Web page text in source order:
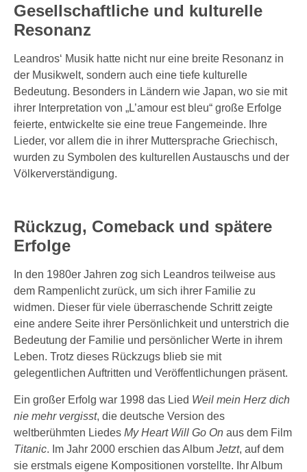
Gesellschaftliche und kulturelle
Resonanz
Leandros‘ Musik hatte nicht nur eine breite Resonanz in
der Musikwelt, sondern auch eine tiefe kulturelle
Bedeutung. Besonders in Ländern wie Japan, wo sie mit
ihrer Interpretation von „L’amour est bleu“ große Erfolge
feierte, entwickelte sie eine treue Fangemeinde. Ihre
Lieder, vor allem die in ihrer Muttersprache Griechisch,
wurden zu Symbolen des kulturellen Austauschs und der
Völkerverständigung.
Rückzug, Comeback und spätere
Erfolge
In den 1980er Jahren zog sich Leandros teilweise aus
dem Rampenlicht zurück, um sich ihrer Familie zu
widmen. Dieser für viele überraschende Schritt zeigte
eine andere Seite ihrer Persönlichkeit und unterstrich die
Bedeutung der Familie und persönlicher Werte in ihrem
Leben. Trotz dieses Rückzugs blieb sie mit
gelegentlichen Auftritten und Veröffentlichungen präsent.
Ein großer Erfolg war 1998 das Lied Weil mein Herz dich
nie mehr vergisst, die deutsche Version des
weltberühmten Liedes My Heart Will Go On aus dem Film
Titanic. Im Jahr 2000 erschien das Album Jetzt, auf dem
sie erstmals eigene Kompositionen vorstellte. Ihr Album